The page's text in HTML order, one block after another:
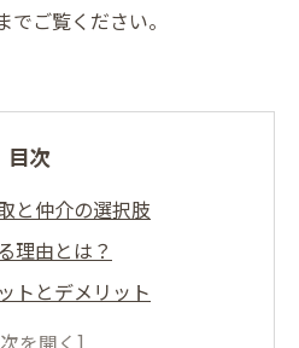
ご覧ください。
目次
と仲介の選択肢
理由とは？
トとデメリット
その実態